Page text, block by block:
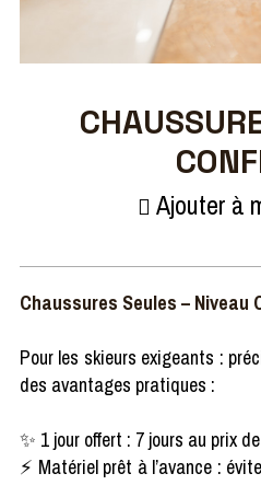
Ajouter à
Chaussures Seules – Niveau
Pour les skieurs exigeants :
des avantages pratiques :
✨ 1 jour offert : 7 jours au prix
⚡ Matériel prêt à l’avance :